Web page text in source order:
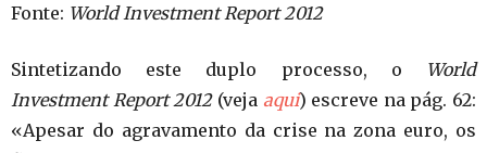
Fonte: World Investment Report 2012
Sintetizando este duplo processo, o World
Investment Report 2012(veja aqui) escreve na pág. 62:
«Apesar do agravamento da crise na zona euro, os